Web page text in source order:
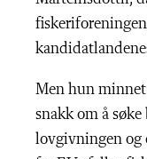
Men hun
snakk om å
lovgivningen og